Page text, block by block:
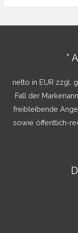
h
*
netto in EUR zzgl.
Fall der
freibleibende
sowie öffentlich-